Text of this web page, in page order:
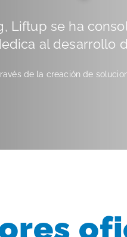
Liftup se ha
al desarrollo
de la creación de